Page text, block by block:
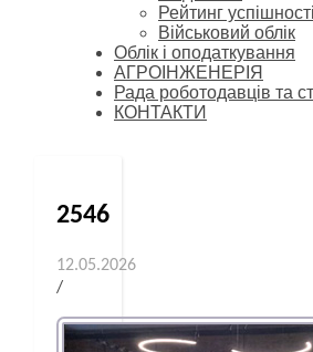
Рейтинг успішності
Військовий облік
Облік і оподаткування
АГРОІНЖЕНЕРІЯ
Рада роботодавців та
КОНТАКТИ
2546
12.05.2026
/